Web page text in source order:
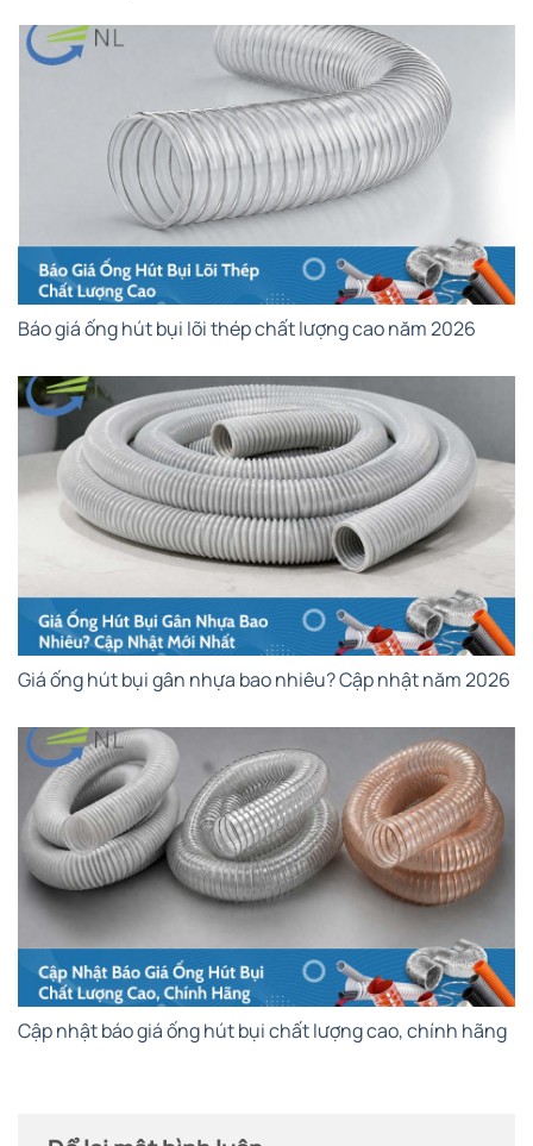
Báo giá ống hút bụi lõi thép chất lượng cao năm 2026
Giá ống hút bụi gân nhựa bao nhiêu? Cập nhật năm 2026
Cập nhật báo giá ống hút bụi chất lượng cao, chính hãng